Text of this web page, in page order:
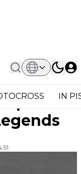
IN
Suzuka
di
per il